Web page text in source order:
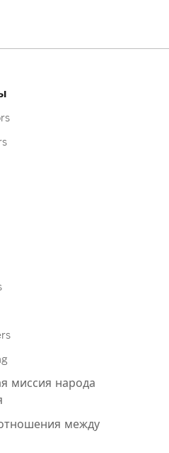
миссия народа
между